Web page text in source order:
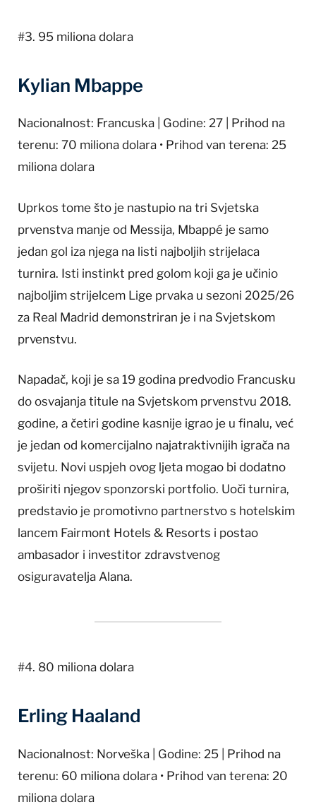
#3. 95 miliona dolara
Kylian Mbappe
Nacionalnost: Francuska | Godine: 27 | Prihod na
terenu: 70 miliona dolara • Prihod van terena: 25
miliona dolara
Uprkos tome što je nastupio na tri Svjetska
prvenstva manje od Messija, Mbappé je samo
jedan gol iza njega na listi najboljih strijelaca
turnira. Isti instinkt pred golom koji ga je učinio
najboljim strijelcem Lige prvaka u sezoni 2025/26
za Real Madrid demonstriran je i na Svjetskom
prvenstvu.
Napadač, koji je sa 19 godina predvodio Francusku
do osvajanja titule na Svjetskom prvenstvu 2018.
godine, a četiri godine kasnije igrao je u finalu, već
je jedan od komercijalno najatraktivnijih igrača na
svijetu. Novi uspjeh ovog ljeta mogao bi dodatno
proširiti njegov sponzorski portfolio. Uoči turnira,
predstavio je promotivno partnerstvo s hotelskim
lancem Fairmont Hotels & Resorts i postao
ambasador i investitor zdravstvenog
osiguravatelja Alana.
#4. 80 miliona dolara
Erling Haaland
Nacionalnost: Norveška | Godine: 25 | Prihod na
terenu: 60 miliona dolara • Prihod van terena: 20
miliona dolara